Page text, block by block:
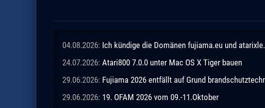
04.08.2026: Ich kündige die Domänen fujiama.eu und
24.07.2026: Atari800 7.0.0 unter Mac OS X Tiger bauen
29.06.2026: Fujiama 2026 entfällt auf Grund
29.06.2026: 19. OFAM 2026 vom 09.-11.Oktober